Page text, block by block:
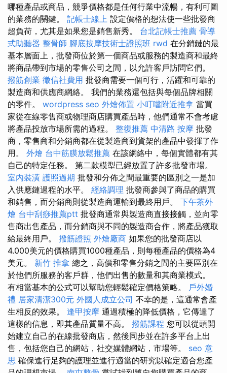
哪種產品或商品，競爭價格都是任何行業中流暢，有利可圖
的業務的關鍵。 記帳士線上 設定價格的想法使一些批發商
超負荷，尤其是如果您是銷售新秀。 台北記帳士推薦 骨導
式助聽器 整骨師 腳底按摩技術士證照班 rwd 在分銷鏈的最
基本層面上，批發商位於第一個商品或服務的製造商和最終
將商品帶到市場的零售公司之間，以允許客戶訪問它們。
撥筋創業 徵信社費用 批發商需要一個可行，活躍和可靠的
製造商和供應商網絡。 我們的業務還包括與每個品牌相關
的零件。 wordpress seo 外燴佈置 小叮噹附近推拿 當買
家從在線零售商或物理商店購買產品時，他們通常不會考慮
將產品投放市場所需的過程。 整復推薦 中清路 按摩 批發
商，零售商和分銷商都在從製造商到貨架的產品中發揮了作
用。 外燴 台中筋膜放鬆推薦 在該網絡中，每個實體都有其
自己的特定任務。 第二款模型已經放置了許多批發市場。
室內裝潢 護照過期 批發和分佈之間最重要的區別之一是加
入供應鏈過程的水平。 經絡調理 批發商參與了商品的購買
和銷售，而分銷商則從製造商運輸到最終用戶。 下午茶外
燴 台中刮痧推薦ptt 批發商通常與製造商直接接觸，並向零
售商出售產品，而分銷商與不同的製造商合作，將產品獲取
給最終用戶。 撥筋證照 外燴廠商 如果您的批發商店以
4.000美元的價格購買1000種產品，則每種產品的價格為4
美元。 新竹 推拿 總之，高價和零售分銷之間的主要區別在
於他們所服務的客戶群，他們出售的數量和其商業模式。
有相當基本的公式可以幫助您輕鬆確定價格策略。 戶外婚
禮 居家清潔300元 外國人成立公司 不幸的是，這通常會產
生相反的效果。 逢甲按摩 通過積極的降低價格，它傳達了
這樣的信息，即其產品質量不高。 撥筋課程 您可以從頭開
始建立自己的在線批發商店，然後同步並在許多平台上出
售，包括您自己的網站，社交媒體網站，市場等。 seo 意
思 確保進行足夠的護理並進行適當的研究以確定適合您產